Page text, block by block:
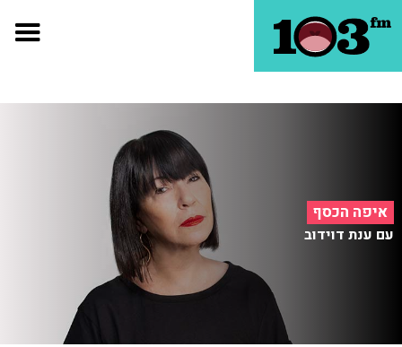
איפה הכסף
עם ענת דוידוב